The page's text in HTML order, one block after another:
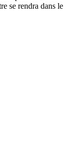
se rendra dans le